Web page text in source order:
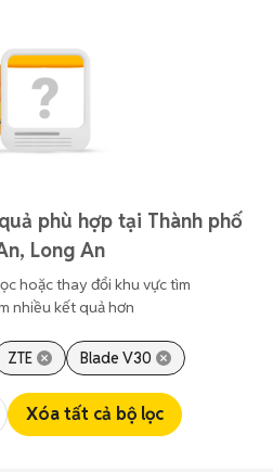
phù hợp tại Thành phố
Long An
hoặc thay đổi khu vực tìm
nhiều kết quả hơn
ZTE Blade V30
Xóa tất cả bộ lọc